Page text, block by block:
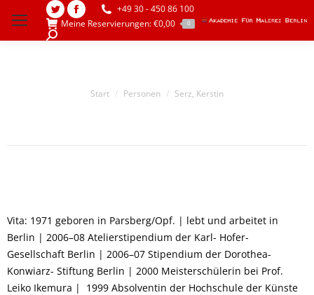
Twitter
page
Facebook
new
+49 30 - 450 86 100
Meine Reservierungen:€0,00 0
Search:
Sie befinden sich hier:
Start Personen Serz, Kerstin
Vita: 1971 geboren in Parsberg/Opf. | lebt und arbeitet in
Berlin | 2006–08 Atelierstipendium der Karl- Hofer-
Gesellschaft Berlin | 2006–07 Stipendium der Dorothea-
Konwiarz- Stiftung Berlin | 2000 Meisterschülerin bei Prof.
Leiko Ikemura | 1999 Absolventin der Hochschule der Künste